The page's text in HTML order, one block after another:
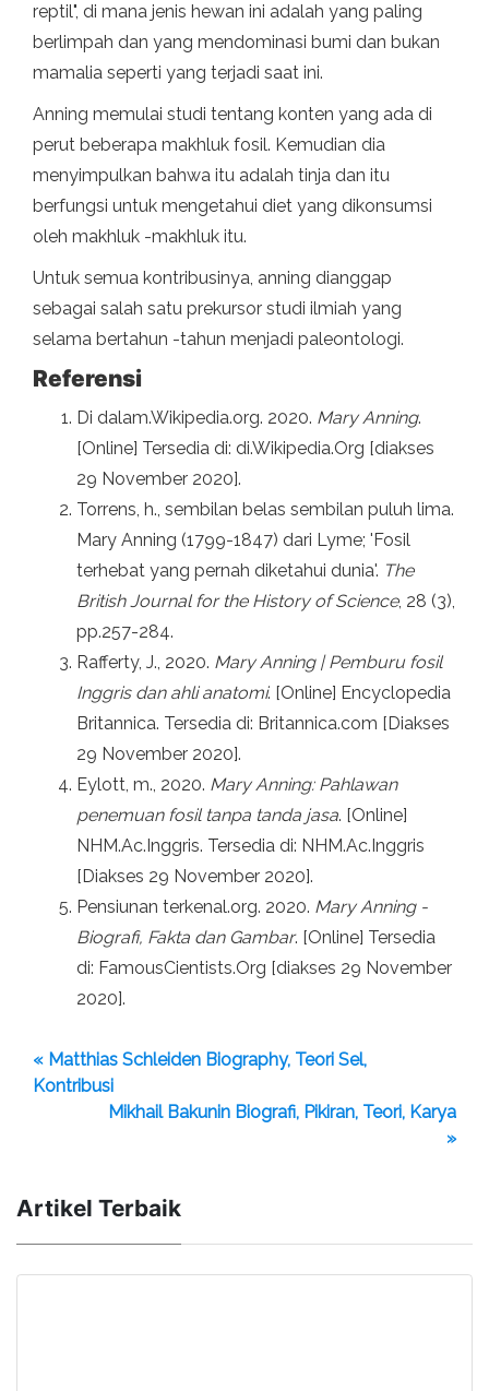
reptil", di mana jenis hewan ini adalah yang paling
berlimpah dan yang mendominasi bumi dan bukan
mamalia seperti yang terjadi saat ini.
Anning memulai studi tentang konten yang ada di
perut beberapa makhluk fosil. Kemudian dia
menyimpulkan bahwa itu adalah tinja dan itu
berfungsi untuk mengetahui diet yang dikonsumsi
oleh makhluk -makhluk itu.
Untuk semua kontribusinya, anning dianggap
sebagai salah satu prekursor studi ilmiah yang
selama bertahun -tahun menjadi paleontologi.
Referensi
Di dalam.Wikipedia.org. 2020. Mary Anning.
[Online] Tersedia di: di.Wikipedia.Org [diakses
29 November 2020].
Torrens, h., sembilan belas sembilan puluh lima.
Mary Anning (1799-1847) dari Lyme; 'Fosil
terhebat yang pernah diketahui dunia'. The
British Journal for the History of Science, 28 (3),
pp.257-284.
Rafferty, J., 2020. Mary Anning | Pemburu fosil
Inggris dan ahli anatomi. [Online] Encyclopedia
Britannica. Tersedia di: Britannica.com [Diakses
29 November 2020].
Eylott, m., 2020. Mary Anning: Pahlawan
penemuan fosil tanpa tanda jasa. [Online]
NHM.Ac.Inggris. Tersedia di: NHM.Ac.Inggris
[Diakses 29 November 2020].
Pensiunan terkenal.org. 2020. Mary Anning -
Biografi, Fakta dan Gambar. [Online] Tersedia
di: FamousCientists.Org [diakses 29 November
2020].
« Matthias Schleiden Biography, Teori Sel,
Kontribusi
Mikhail Bakunin Biografi, Pikiran, Teori, Karya
»
Artikel Terbaik